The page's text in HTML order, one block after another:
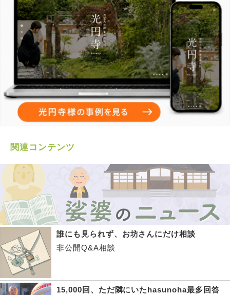
関連コンテンツ
誰にも見られず、お坊さんにだけ相談
非公開Q&A相談
15,000回、ただ隣にいたhasunoha最多回答